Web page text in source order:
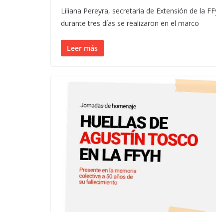
Liliana Pereyra, secretaria de Extensión de la
durante tres días se realizaron en el marco
Leer más